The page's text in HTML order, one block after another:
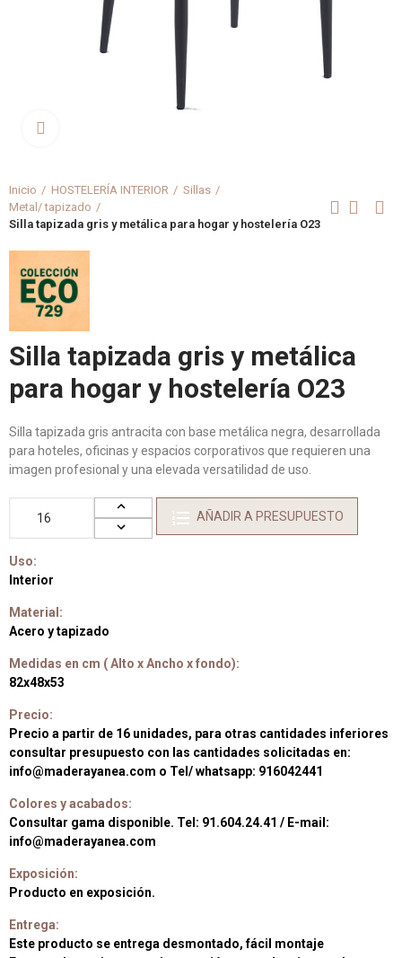
Inicio HOSTELERÍA INTERIOR
Sillas
Metal/ tapizado
Silla tapizada gris y metálica para hogar y hostelería O23
Silla tapizada gris y metálica
para hogar y hostelería O23
Silla tapizada gris antracita con base metálica negra, desarrollada
para hoteles, oficinas y espacios corporativos que requieren una
imagen profesional y una elevada versatilidad de uso.
AÑADIR A PRESUPUESTO
Uso:
Interior
Material:
Acero y tapizado
Medidas en cm ( Alto x Ancho x fondo):
82x48x53
Precio:
Precio a partir de 16 unidades, para otras cantidades inferiores
consultar presupuesto con las cantidades solicitadas en:
info@maderayanea.com o Tel/ whatsapp: 916042441
Colores y acabados:
Consultar gama disponible. Tel: 91.604.24.41 / E-mail:
info@maderayanea.com
Exposición:
Producto en exposición.
Entrega:
Este producto se entrega desmontado, fácil montaje